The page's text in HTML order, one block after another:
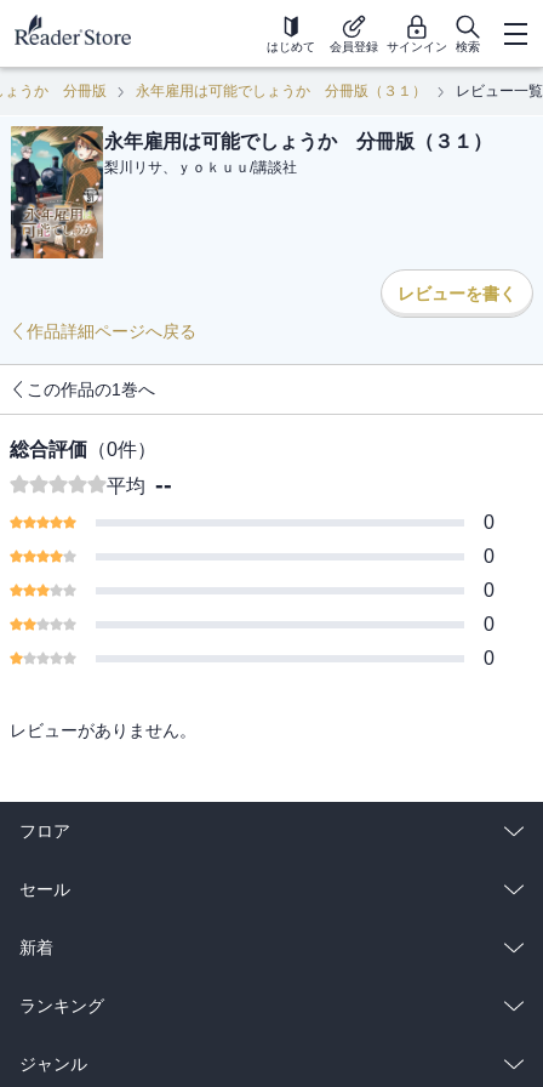
はじめて 会員登録 サインイン 検索
ょうか 分冊版 永年雇用は可能でしょうか 分冊版（３１） レビュー一覧
永年雇用は可能でしょうか 分冊版（３１）
梨川リサ、ｙｏｋｕｕ /講談社
レビューを書く
作品詳細ページへ戻る
この作品の1巻へ
総合評価 （0件）
平均 --
0
0
0
0
0
レビューがありません。
フロア
総合
ラノベ
雑誌・グラビア
BL・TL
セール
総合
ラノベ
雑誌・グラビア
新着
総合
ラノベ
ランキング
総合
ジャンル